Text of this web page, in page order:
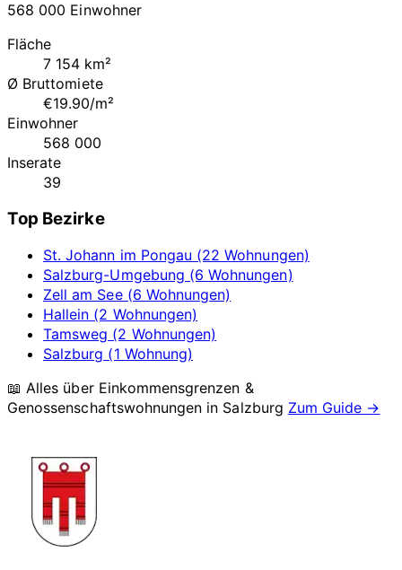
568 000 Einwohner
Fläche
7 154 km²
Ø Bruttomiete
€19.90/m²
Einwohner
568 000
Inserate
39
Top Bezirke
St. Johann im Pongau (22 Wohnungen)
Salzburg-Umgebung (6 Wohnungen)
Zell am See (6 Wohnungen)
Hallein (2 Wohnungen)
Tamsweg (2 Wohnungen)
Salzburg (1 Wohnung)
📖 Alles über Einkommensgrenzen &
Genossenschaftswohnungen in Salzburg Zum Guide →